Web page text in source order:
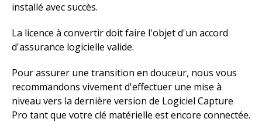
installé avec succès.
La licence à convertir doit faire l'objet d'un accord
d'assurance logicielle valide.
Pour assurer une transition en douceur, nous vous
recommandons vivement d'effectuer une mise à
niveau vers la dernière version de Logiciel Capture
Pro tant que votre clé matérielle est encore connectée.